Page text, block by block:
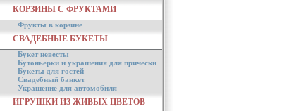
КОРЗИНЫ С ФРУКТАМИ
Фрукты в корзине
СВАДЕБНЫЕ БУКЕТЫ
Букет невесты
Бутоньерки и украшения для прически
Букеты для гостей
Свадебный банкет
Украшение для автомобиля
ИГРУШКИ ИЗ ЖИВЫХ ЦВЕТОВ